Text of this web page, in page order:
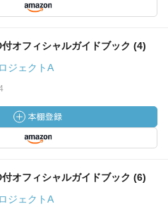
オフィシャルガイドブック (4)
ジェクトA
オフィシャルガイドブック (6)
ジェクトA